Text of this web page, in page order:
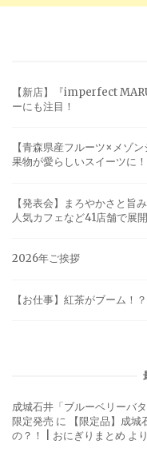
【新店】『imperfect
ーにも注目！
【青森県産フルーツ×メゾ
果物が愛らしいスイーツに！
【発表会】まろやかさと旨
人気カフェなど41店舗で展開
2026年ご挨拶
【お仕事】紅茶がブーム！
成城石井「ブルーベリーバ
限定発売 に
【限定品】成
の？！ | おにぎりまとめ より